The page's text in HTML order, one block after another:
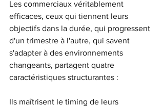
Les commerciaux véritablement
efficaces, ceux qui tiennent leurs
objectifs dans la durée, qui progressent
d'un trimestre à l'autre, qui savent
s'adapter à des environnements
changeants, partagent quatre
caractéristiques structurantes :
Ils maîtrisent le timing de leurs